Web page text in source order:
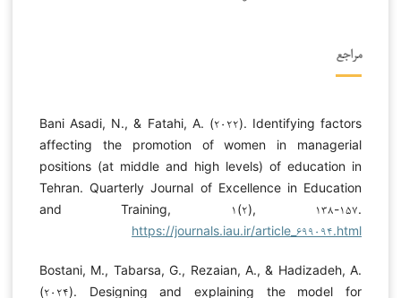
مراجع
Bani Asadi, N., & Fatahi, A. (۲۰۲۲). Identifying factors
affecting the promotion of women in managerial
positions (at middle and high levels) of education in
Tehran. Quarterly Journal of Excellence in Education
and Training, ۱(۲), ۱۳۸-۱۵۷.
https://journals.iau.ir/article_۶۹۹۰۹۴.html
Bostani, M., Tabarsa, G., Rezaian, A., & Hadizadeh, A.
(۲۰۲۴). Designing and explaining the model for